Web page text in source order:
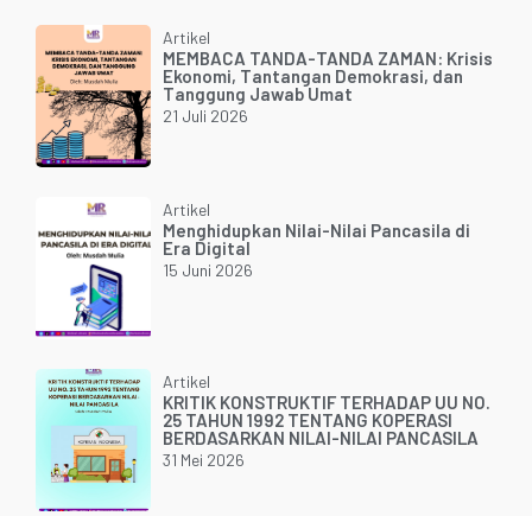
Artikel
MEMBACA TANDA-TANDA ZAMAN: Krisis
Ekonomi, Tantangan Demokrasi, dan
Tanggung Jawab Umat
21 Juli 2026
Artikel
Menghidupkan Nilai-Nilai Pancasila di
Era Digital
15 Juni 2026
Artikel
KRITIK KONSTRUKTIF TERHADAP UU NO.
25 TAHUN 1992 TENTANG KOPERASI
BERDASARKAN NILAI-NILAI PANCASILA
31 Mei 2026